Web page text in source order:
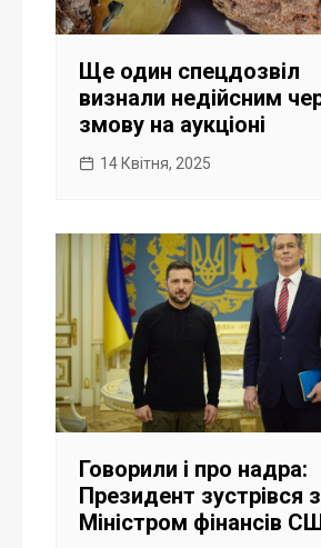
Ще один спецдозвіл
визнали недійсним
змову на аукціоні
14 Квітня, 2025
Говорили і про надра:
Президент зустрівся з
Міністром фінансів